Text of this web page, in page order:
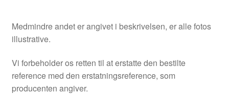
Medmindre andet er angivet i beskrivelsen, er alle fotos
illustrative.
Vi forbeholder os retten til at erstatte den bestilte
reference med den erstatningsreference, som
producenten angiver.